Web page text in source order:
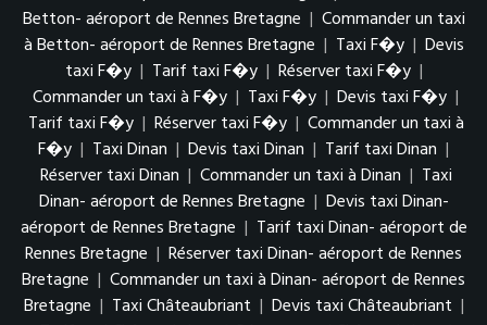
Betton- aéroport de Rennes Bretagne | Commander un taxi
à Betton- aéroport de Rennes Bretagne | Taxi F�y | Devis
taxi F�y | Tarif taxi F�y | Réserver taxi F�y |
Commander un taxi à F�y | Taxi F�y | Devis taxi F�y |
Tarif taxi F�y | Réserver taxi F�y | Commander un taxi à
F�y | Taxi Dinan | Devis taxi Dinan | Tarif taxi Dinan |
Réserver taxi Dinan | Commander un taxi à Dinan | Taxi
Dinan- aéroport de Rennes Bretagne | Devis taxi Dinan-
aéroport de Rennes Bretagne | Tarif taxi Dinan- aéroport de
Rennes Bretagne | Réserver taxi Dinan- aéroport de Rennes
Bretagne | Commander un taxi à Dinan- aéroport de Rennes
Bretagne | Taxi Châteaubriant | Devis taxi Châteaubriant |